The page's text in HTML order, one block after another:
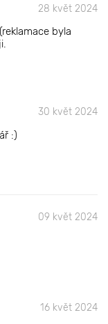
28 květ 2024
byla
30 květ 2024
:)
09 květ 2024
16 květ 2024